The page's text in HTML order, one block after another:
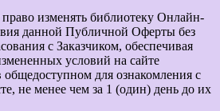
изменять библиотеку Онлайн-
данной Публичной Оферты без
с Заказчиком, обеспечивая
условий на сайте
для ознакомления с
не менее чем за 1 (один) день до их